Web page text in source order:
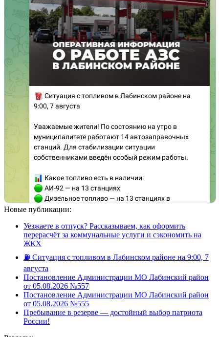
Новые публикации:
Уезжаете в отпуск? Рассказываем, как оформить
перерасчёт за коммунальные услуги и сэкономить на
ЖКХ
⛽️ Ситуация с топливом в Лабинском районе на 9:00, 7
августа
Постановление Администрации МО Лабинский район
от 05.08.2026 №557
Постановление Администрации МО Лабинский район
от 05.08.2026 №555
Пребывание в резерве — достойный выбор патриота
России!